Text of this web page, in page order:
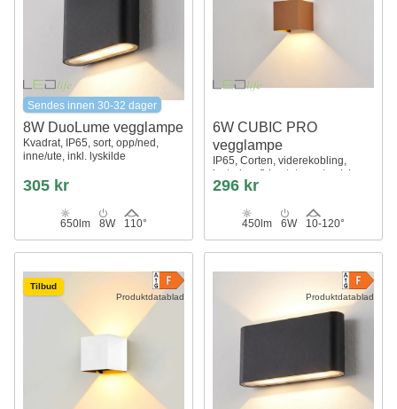
Sendes innen 30-32 dager
8W DuoLume vegglampe
Kvadrat, IP65, sort, opp/ned,
inne/ute, inkl. lyskilde
305 kr
650lm 8W 110°
6W CUBIC PRO
vegglampe
IP65, Corten, viderekobling,
justerbar, firkantet, opp/ned, inne
/ ute, inkl. lyskilde
296 kr
450lm 6W 10-120°
Produktdatablad
Tilbud
Produktdatablad